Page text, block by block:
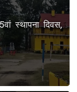
स्थापना दिवस,